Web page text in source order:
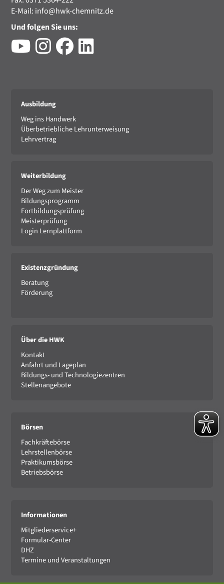
E-Mail: info@hwk-chemnitz.de
Und folgen Sie uns:
Ausbildung
Weg ins Handwerk
Überbetriebliche Lehrunterweisung
Lehrvertrag
Weiterbildung
Der Weg zum Meister
Bildungsprogramm
Fortbildungsprüfung
Meisterprüfung
Login Lernplattform
Existenzgründung
Beratung
Förderung
Über die HWK
Kontakt
Anfahrt und Lageplan
Bildungs- und Technologiezentren
Stellenangebote
Börsen
Fachkräftebörse
Lehrstellenbörse
Praktikumsbörse
Betriebsbörse
Informationen
Mitgliederservice+
Formular-Center
DHZ
Termine und Veranstaltungen